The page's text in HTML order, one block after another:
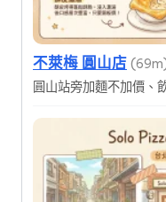
不萊梅 圓山店
圓山站旁加麵不加價、